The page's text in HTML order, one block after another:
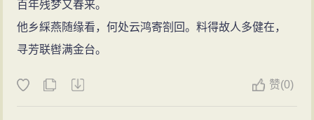
百年残梦又春来。
他乡綵燕随缘看，何处云鸿寄劄回。料得故人多健在，
寻芳联辔满金台。
赞(0)